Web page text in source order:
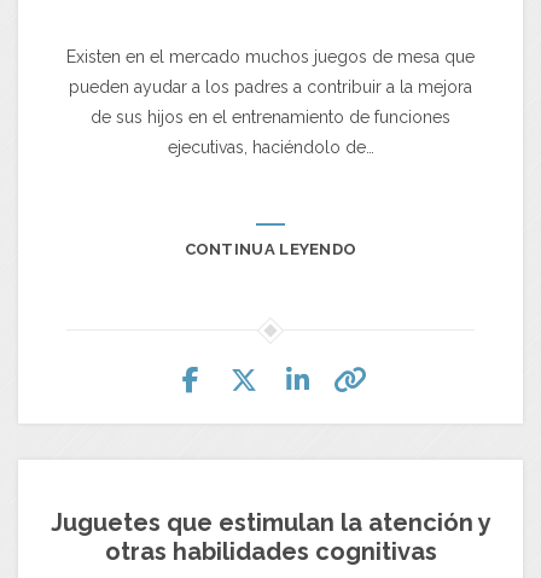
Existen en el mercado muchos juegos de mesa que
pueden ayudar a los padres a contribuir a la mejora
de sus hijos en el entrenamiento de funciones
ejecutivas, haciéndolo de…
CONTINUA LEYENDO
Juguetes que estimulan la atención y
otras habilidades cognitivas